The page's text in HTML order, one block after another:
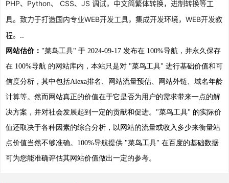
PHP、Python、 CSS、JS 调试，中文简繁体转换，进制转换等工
具。致力于打造国内专业WEB开发工具，集成开发环境，WEB开发教
程。..
网站估价： "菜鸟工具" 于 2024-09-17 发布在 100%导航，并永久保存
在 100%导航 的网站库内，本站只是对 "菜鸟工具" 进行基础价值和可
信度分析，其中包括Alexa排名、网站流量预估、网站外链、域名年龄
计算等。然而网站真正的价值在于它是否为用户的需求带来一点的解
决方案，并对社会发展起到一定的贡献和促进。"菜鸟工具" 的实际价
值还取决于各种因素的综合分析，以网站的流量或收入多少来衡量站
点价值当然不够准确。100%导航提供 "菜鸟工具" 在百度的基础数据
可为您能准确评估其网站价值做出一定的参考。